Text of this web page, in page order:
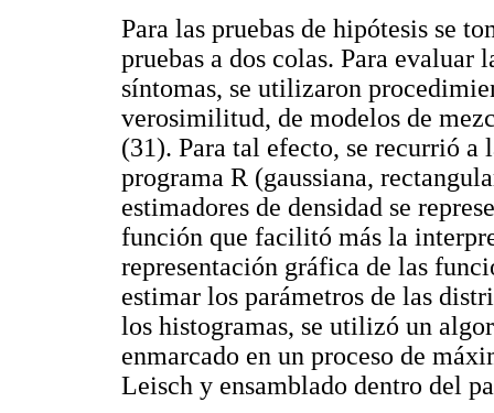
Para las pruebas de hipótesis se
pruebas a dos colas. Para
síntomas, se utilizaron
verosimilitud, de modelos de
(31). Para tal efecto, se recurrió a
programa R (gaussiana,
estimadores de densidad se
función que facilitó más la
representación gráfica de las
estimar los parámetros de las
los histogramas, se utilizó un
enmarcado en un proceso de
Leisch y ensamblado dentro del